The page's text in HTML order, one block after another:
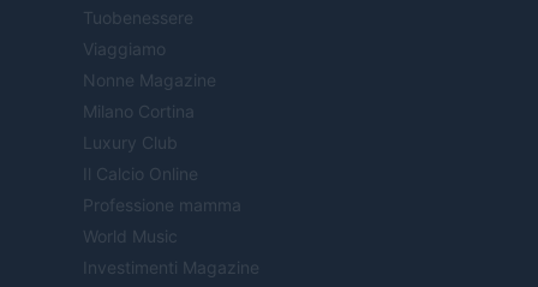
Tuobenessere
Viaggiamo
Nonne Magazine
Milano Cortina
Luxury Club
Il Calcio Online
Professione mamma
World Music
Investimenti Magazine